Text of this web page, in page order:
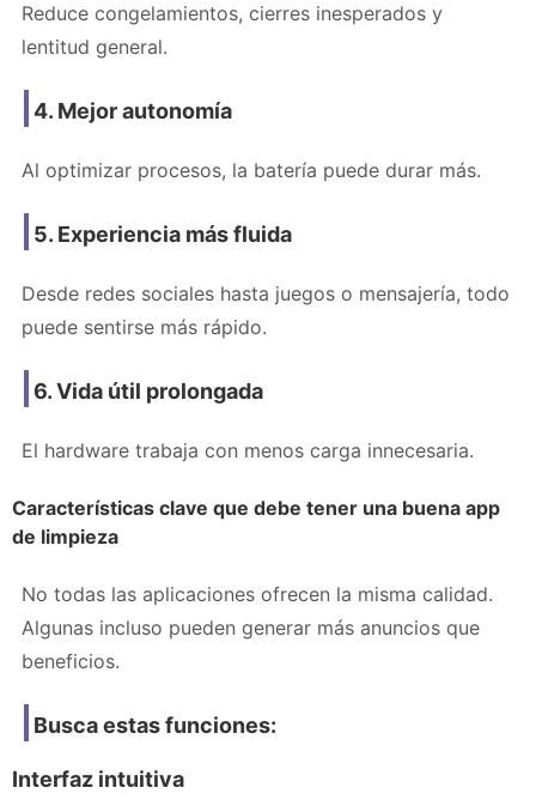
Reduce congelamientos, cierres inesperados y
lentitud general.
4. Mejor autonomía
Al optimizar procesos, la batería puede durar más.
5. Experiencia más fluida
Desde redes sociales hasta juegos o mensajería, todo
puede sentirse más rápido.
6. Vida útil prolongada
El hardware trabaja con menos carga innecesaria.
Características clave que debe tener una buena app
de limpieza
No todas las aplicaciones ofrecen la misma calidad.
Algunas incluso pueden generar más anuncios que
beneficios.
Busca estas funciones:
Interfaz intuitiva